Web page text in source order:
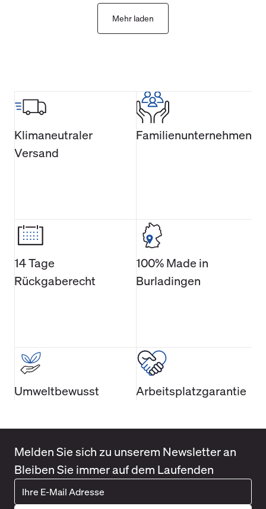
Mehr laden
Klimaneutraler
Versand
Familienunternehmen
14 Tage
Rückgaberecht
100% Made in
Burladingen
Umweltbewusst Arbeitsplatzgarantie
Melden Sie sich zu unserem Newsletter an
Bleiben Sie immer auf dem Laufenden